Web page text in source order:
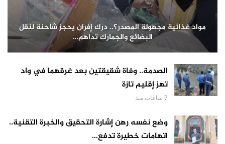
مواد غذائية مجهولة المصدر؟.. درك إفران يحجز شاحنة لنقل
البضائع والجمارك تداهم…
الصدمة.. وفاة شقيقتين بعد غرقهما في واد
تهز إقليم تازة
7 ساعات منذ
وضع نفسه رهن إشارة التحقيق والخبرة التقنية..
اتهامات خطيرة تدفع…